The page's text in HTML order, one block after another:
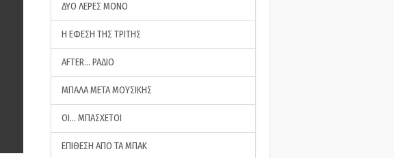
ΔΥΟ ΛΕΡΕΣ ΜΟΝΟ
Η ΕΦΕΣΗ ΤΗΣ ΤΡΙΤΗΣ
AFTER… ΡΑΔΙΟ
ΜΠΑΛΑ ΜΕΤΑ ΜΟΥΣΙΚΗΣ
ΟΙ… ΜΠΑΣΧΕΤΟΙ
ΕΠΙΘΕΣΗ ΑΠΟ ΤΑ ΜΠΑΚ